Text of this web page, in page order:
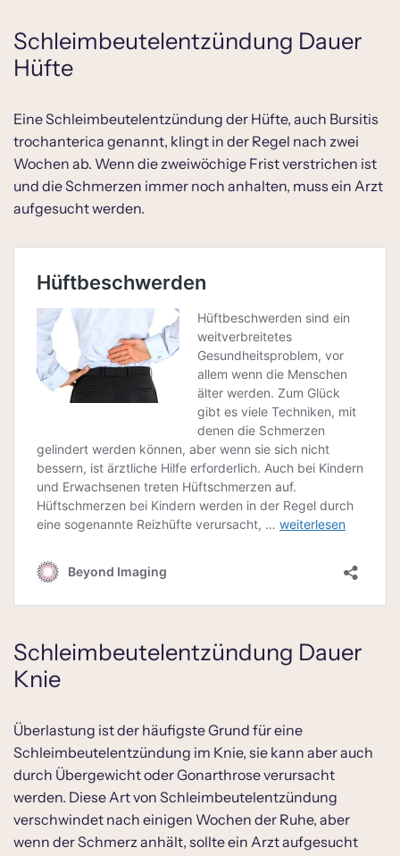
Schleimbeutelentzündung Dauer
Hüfte
Eine Schleimbeutelentzündung der Hüfte, auch Bursitis
trochanterica genannt, klingt in der Regel nach zwei
Wochen ab. Wenn die zweiwöchige Frist verstrichen ist
und die Schmerzen immer noch anhalten, muss ein Arzt
aufgesucht werden.
Schleimbeutelentzündung Dauer
Knie
Überlastung ist der häufigste Grund für eine
Schleimbeutelentzündung im Knie, sie kann aber auch
durch Übergewicht oder Gonarthrose verursacht
werden. Diese Art von Schleimbeutelentzündung
verschwindet nach einigen Wochen der Ruhe, aber
wenn der Schmerz anhält, sollte ein Arzt aufgesucht